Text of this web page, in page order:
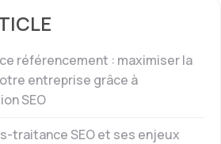
référencement : maximiser la
entreprise grâce à
SEO
traitance SEO et ses enjeux